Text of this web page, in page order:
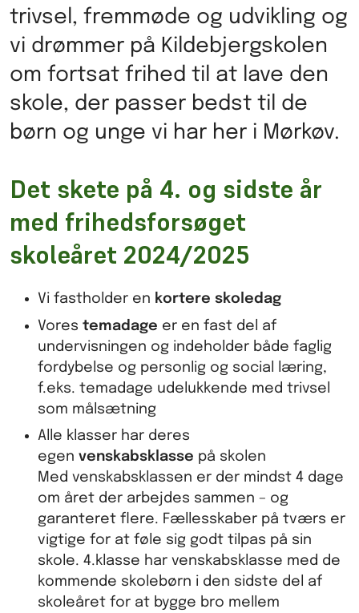
trivsel, fremmøde og udvikling og
vi drømmer på Kildebjergskolen
om fortsat frihed til at lave den
skole, der passer bedst til de
børn og unge vi har her i Mørkøv.
Det skete på 4. og sidste år
med frihedsforsøget
skoleåret 2024/2025
Vi fastholder en kortere skoledag
Vores temadage er en fast del af
undervisningen og indeholder både faglig
fordybelse og personlig og social læring,
f.eks. temadage udelukkende med trivsel
som målsætning
Alle klasser har deres
egen venskabsklasse på skolen
Med venskabsklassen er der mindst 4 dage
om året der arbejdes sammen – og
garanteret flere. Fællesskaber på tværs er
vigtige for at føle sig godt tilpas på sin
skole. 4.klasse har venskabsklasse med de
kommende skolebørn i den sidste del af
skoleåret for at bygge bro mellem